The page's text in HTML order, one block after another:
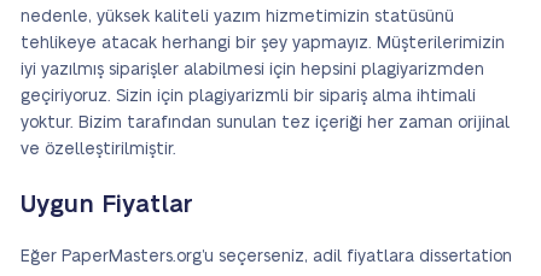
nedenle, yüksek kaliteli yazım hizmetimizin statüsünü
tehlikeye atacak herhangi bir şey yapmayız. Müşterilerimizin
iyi yazılmış siparişler alabilmesi için hepsini plagiyarizmden
geçiriyoruz. Sizin için plagiyarizmli bir sipariş alma ihtimali
yoktur. Bizim tarafından sunulan tez içeriği her zaman orijinal
ve özelleştirilmiştir.
Uygun Fiyatlar
Eğer PaperMasters.org’u seçerseniz, adil fiyatlara dissertation